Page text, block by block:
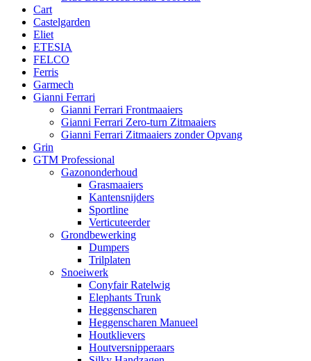
Cart
Castelgarden
Eliet
ETESIA
FELCO
Ferris
Garmech
Gianni Ferrari
Gianni Ferrari Frontmaaiers
Gianni Ferrari Zero-turn Zitmaaiers
Gianni Ferrari Zitmaaiers zonder Opvang
Grin
GTM Professional
Gazononderhoud
Grasmaaiers
Kantensnijders
Sportline
Verticuteerder
Grondbewerking
Dumpers
Trilplaten
Snoeiwerk
Conyfair Ratelwig
Elephants Trunk
Heggenscharen
Heggenscharen Manueel
Houtklievers
Houtversnipperaars